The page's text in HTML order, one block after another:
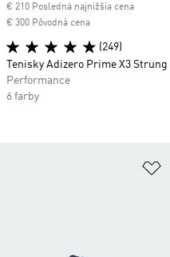
€ 210 Posledná najnižšia cena
€ 300 Pôvodná cena
(249)
Tenisky Adizero Prime X3 Strung
Performance
6 farby